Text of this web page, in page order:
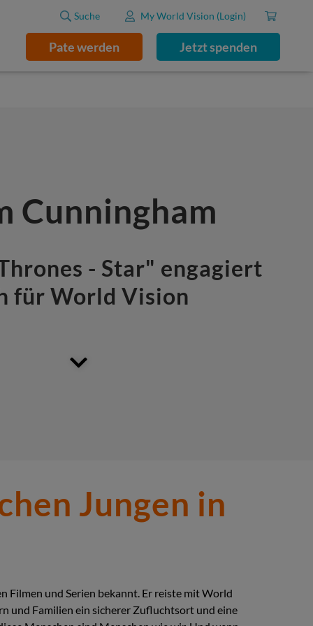
Pate werden Jetzt spenden
Suche My World Vision (Login)
Cunningham
- Star" engagiert
für World Vision
Jungen in
Filmen und Serien bekannt. Er reiste mit World
und Familien ein sicherer Zufluchtsort und eine